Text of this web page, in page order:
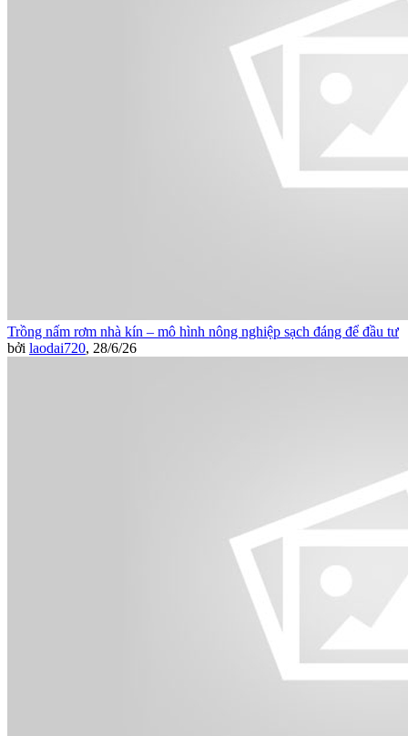
Trồng nấm rơm nhà kín – mô hình nông nghiệp sạch đáng để đầu tư
bởi laodai720, 28/6/26